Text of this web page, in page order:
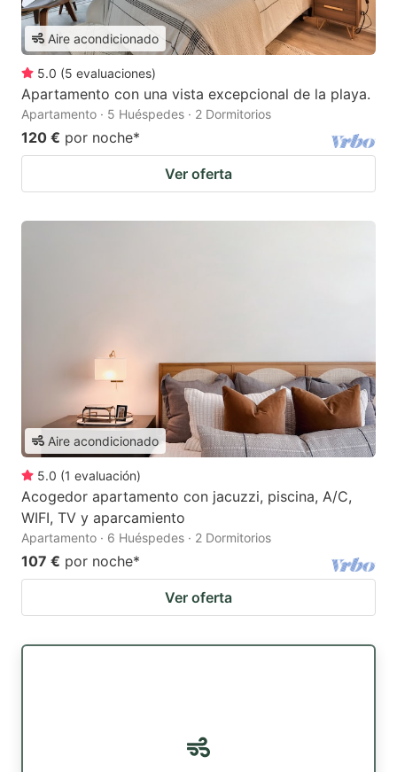
Aire acondicionado
5.0 (5 evaluaciones)
Apartamento con una vista excepcional de la playa.
Apartamento · 5 Huéspedes · 2 Dormitorios
120 € por noche*
Ver oferta
Aire acondicionado
5.0 (1 evaluación)
Acogedor apartamento con jacuzzi, piscina, A/C,
WIFI, TV y aparcamiento
Apartamento · 6 Huéspedes · 2 Dormitorios
107 € por noche*
Ver oferta